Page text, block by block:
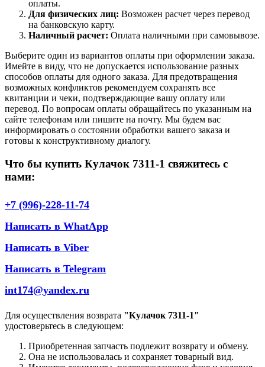
оплаты.
Для физических лиц: Возможен расчет через перевод
на банковскую карту.
Наличный расчет: Оплата наличными при самовывозе.
Выберите один из вариантов оплаты при оформлении заказа.
Имейте в виду, что не допускается использование разных
способов оплаты для одного заказа. Для предотвращения
возможных конфликтов рекомендуем сохранять все
квитанции и чеки, подтверждающие вашу оплату или
перевод. По вопросам оплаты обращайтесь по указанным на
сайте телефонам или пишите на почту. Мы будем вас
информировать о состоянии обработки вашего заказа и
готовы к конструктивному диалогу.
Что бы купить Кулачок 7311-1 свяжитесь с
нами:
+7 (996)-228-11-74
Написать в WhatApp
Написать в Viber
Написать в Telegram
int174@yandex.ru
Для осуществления возврата "Кулачок 7311-1"
удостоверьтесь в следующем:
Приобретенная запчасть подлежит возврату и обмену.
Она не использовалась и сохраняет товарный вид.